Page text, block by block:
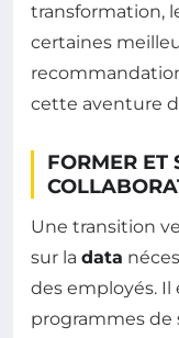
transformation,
certaines
cette aventure
FORMER ET
Une transition
sur la data
des employés. Il
programmes de